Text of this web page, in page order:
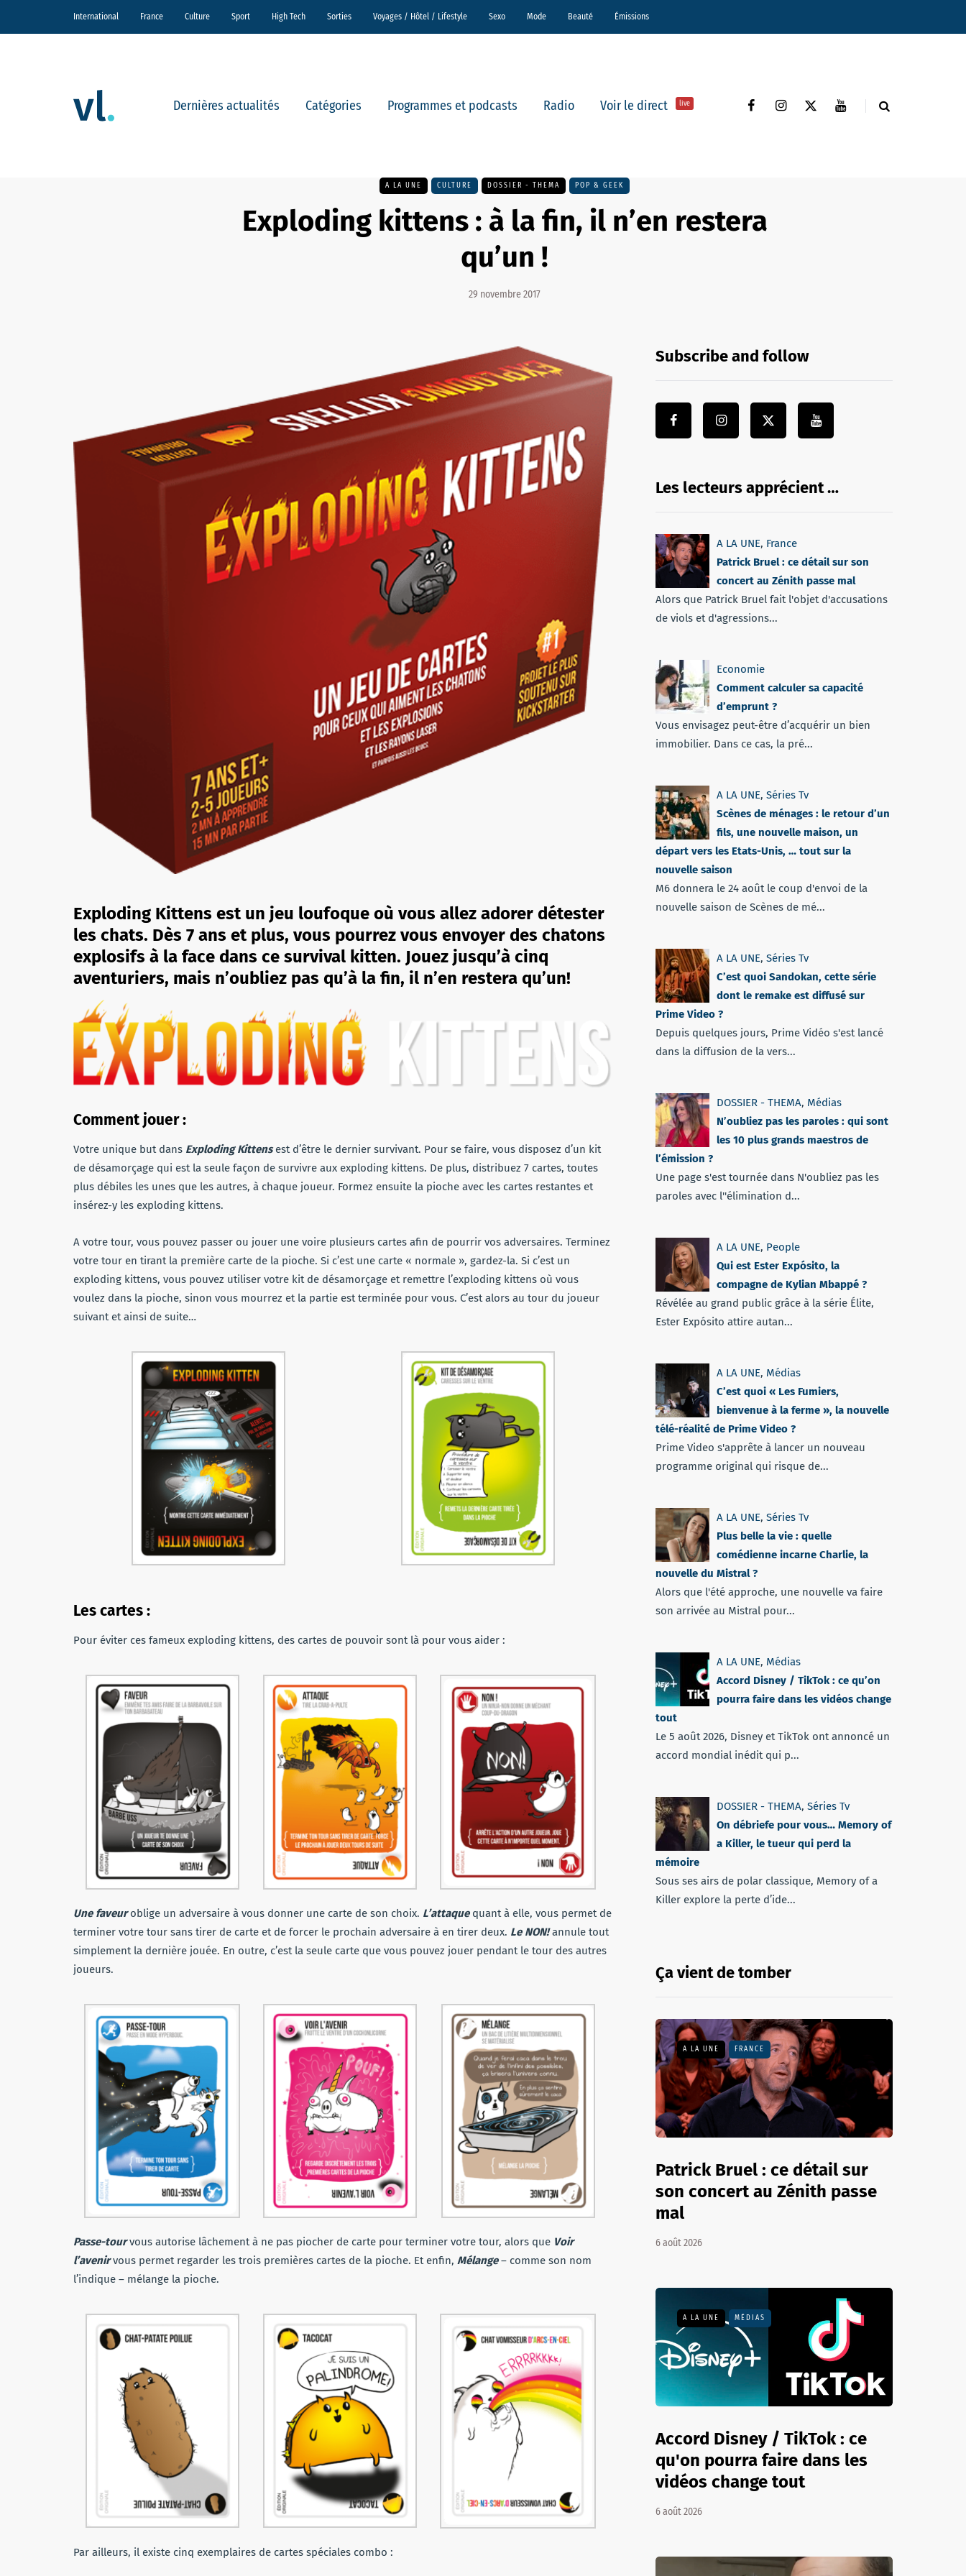
International France Culture Sport High Tech Sorties Voyages / Hôtel / Lifestyle Sexo Mode Beauté Émissions
Dernières actualités Catégories Programmes et podcasts Radio Voir le direct live
A LA UNE CULTURE DOSSIER - THEMA POP & GEEK
Exploding kittens : à la fin, il n’en restera
qu’un !
29 novembre 2017
Exploding Kittens est un jeu loufoque où vous allez adorer détester
les chats. Dès 7 ans et plus, vous pourrez vous envoyer des chatons
explosifs à la face dans ce survival kitten. Jouez jusqu’à cinq
aventuriers, mais n’oubliez pas qu’à la fin, il n’en restera qu’un!
Comment jouer:
Votre unique but dans Exploding Kittensest d’être le dernier survivant. Pour se faire, vous disposez d’un kit
de désamorçage qui est la seule façon de survivre aux exploding kittens. De plus, distribuez 7 cartes, toutes
plus débiles les unes que les autres, à chaque joueur. Formez ensuite la pioche avec les cartes restantes et
insérez-y les exploding kittens.
A votre tour, vous pouvez passer ou jouer une voire plusieurs cartes afin de pourrir vos adversaires. Terminez
votre tour en tirant la première carte de la pioche. Si c’est une carte « normale », gardez-la. Si c’est un
exploding kittens, vous pouvez utiliser votre kit de désamorçage et remettre l’exploding kittens où vous
voulez dans la pioche, sinon vous mourrez et la partie est terminée pour vous. C’est alors au tour du joueur
suivant et ainsi de suite…
Les cartes :
Pour éviter ces fameux exploding kittens, des cartes de pouvoir sont là pour vous aider :
Une faveuroblige un adversaire à vous donner une carte de son choix. L’attaquequant à elle, vous permet de
terminer votre tour sans tirer de carte et de forcer le prochain adversaire à en tirer deux. Le NON!annule tout
simplement la dernière jouée. En outre, c’est la seule carte que vous pouvez jouer pendant le tour des autres
joueurs.
Passe-tour vous autorise lâchement à ne pas piocher de carte pour terminer votre tour, alors que Voir
l’avenirvous permet regarder les trois premières cartes de la pioche. Et enfin, Mélange– comme son nom
l’indique – mélange la pioche.
Par ailleurs, il existe cinq exemplaires de cartes spéciales combo :
Subscribe and follow
Les lecteurs apprécient …
A LA UNE, France
Patrick Bruel : ce détail sur son
concert au Zénith passe mal
Alors que Patrick Bruel fait l'objet d'accusations
de viols et d'agressions...
Economie
Comment calculer sa capacité
d’emprunt ?
Vous envisagez peut-être d’acquérir un bien
immobilier. Dans ce cas, la pré...
A LA UNE, Séries Tv
Scènes de ménages : le retour d’un
fils, une nouvelle maison, un
départ vers les Etats-Unis, … tout sur la
nouvelle saison
M6 donnera le 24 août le coup d'envoi de la
nouvelle saison de Scènes de mé...
A LA UNE, Séries Tv
C’est quoi Sandokan, cette série
dont le remake est diffusé sur
Prime Video ?
Depuis quelques jours, Prime Vidéo s'est lancé
dans la diffusion de la vers...
DOSSIER - THEMA, Médias
N’oubliez pas les paroles : qui sont
les 10 plus grands maestros de
l’émission ?
Une page s'est tournée dans N'oubliez pas les
paroles avec l''élimination d...
A LA UNE, People
Qui est Ester Expósito, la
compagne de Kylian Mbappé ?
Révélée au grand public grâce à la série Élite,
Ester Expósito attire autan...
A LA UNE, Médias
C’est quoi « Les Fumiers,
bienvenue à la ferme », la nouvelle
télé-réalité de Prime Video ?
Prime Video s'apprête à lancer un nouveau
programme original qui risque de...
A LA UNE, Séries Tv
Plus belle la vie : quelle
comédienne incarne Charlie, la
nouvelle du Mistral ?
Alors que l'été approche, une nouvelle va faire
son arrivée au Mistral pour...
A LA UNE, Médias
Accord Disney / TikTok : ce qu’on
pourra faire dans les vidéos change
tout
Le 5 août 2026, Disney et TikTok ont annoncé un
accord mondial inédit qui p...
DOSSIER - THEMA, Séries Tv
On débriefe pour vous… Memory of
a Killer, le tueur qui perd la
mémoire
Sous ses airs de polar classique, Memory of a
Killer explore la perte d’ide...
Ça vient de tomber
A LA UNE FRANCE
Patrick Bruel : ce détail sur
son concert au Zénith passe
mal
6 août 2026
A LA UNE MÉDIAS
Accord Disney / TikTok : ce
qu'on pourra faire dans les
vidéos change tout
6 août 2026